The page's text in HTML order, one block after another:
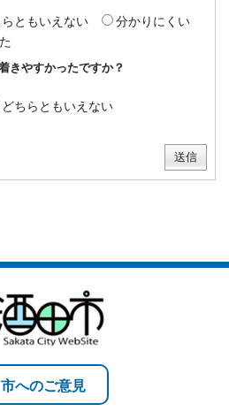
らともいえない
分かりにくい
きやすかったですか？
どちらともいえない
市へのご意見